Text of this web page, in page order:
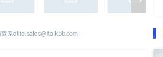
系elite.sales@italkbb.com